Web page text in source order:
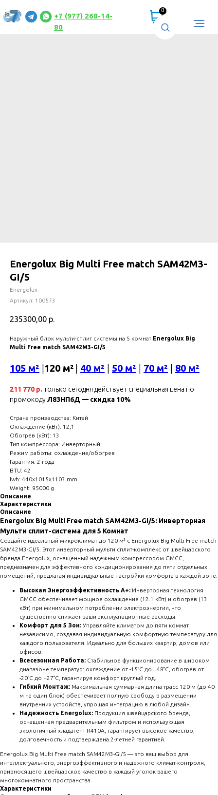
+7 (977) 268-14-
80
0
Energolux Big Multi Free match SAM42M3-
GI/5
Energolux
Артикул: 100573
235300,00 р.
Наружный блок мульти-сплит системы на 5 комнат Energolux Big
Multi Free match SAM42M3-GI/5
105 м² 120 м² 40 м² 50 м² 70 м² 80 м²
211 770 р. только сегодня действует специальная цена по
промокодуЛ83НП6Д — скидка 10%
Страна производства: Китай
Охлаждение (кВт): 12,1
Обогрев (кВт): 13
Тип компрессора: Инверторный
Режим работы: охлаждение/обогрев
Гарантия: 2 года
BTU: 42
lwh: 440x1015x1103 mm
Weight: 95000 g
Описание
Характеристики
Описание
Energolux Big Multi Free match SAM42M3-GI/5: Инверторная
Мульти сплит-система для 5 Комнат
Создайте идеальный микроклимат до 120 м² с Energolux Big Multi Free match
SAM42M3-GI/5. Этот инверторный мульти сплит-комплекс от швейцарского
бренда Energolux, оснащенный надежным компрессором GMCC,
предназначен для эффективного кондиционирования до пяти отдельных
помещений, предлагая индивидуальные настройки комфорта в каждой зоне.
Высокая Энергоэффективность A+: Инверторная технология
GMCC обеспечивает мощное охлаждение (12.1 кВт) и обогрев (13
кВт) при минимальном потреблении электроэнергии, что
существенно снижает ваши эксплуатационные расходы.
Комфорт для 5 Зон: Управляйте климатом до пяти комнат
независимо, создавая индивидуальную комфортную температуру для
каждого пользователя. Идеально для больших квартир, домов или
офисов.
Всесезонная Работа: Стабильное функционирование в широком
диапазоне температур: охлаждение от -15°C до +48°C, обогрев от
-20°C до +27°C, гарантируя комфорт круглый год.
Гибкий Монтаж: Максимальная суммарная длина трасс 120 м (до 40
м на один блок) обеспечивает полную свободу в размещении
внутренних устройств, упрощая интеграцию в любой дизайн.
Надежность Energolux: Продукция швейцарского бренда,
оснащенная предварительным фильтром и использующая
экологичный хладагент R410A, гарантирует высокое качество,
долговечность и подтверждена 2-летней гарантией.
Energolux Big Multi Free match SAM42M3-GI/5 — это ваш выбор для
интеллектуального, энергоэффективного и надежного климат-контроля,
привносящего швейцарское качество в каждый уголок вашего
многокомнатного пространства.
Характеристики